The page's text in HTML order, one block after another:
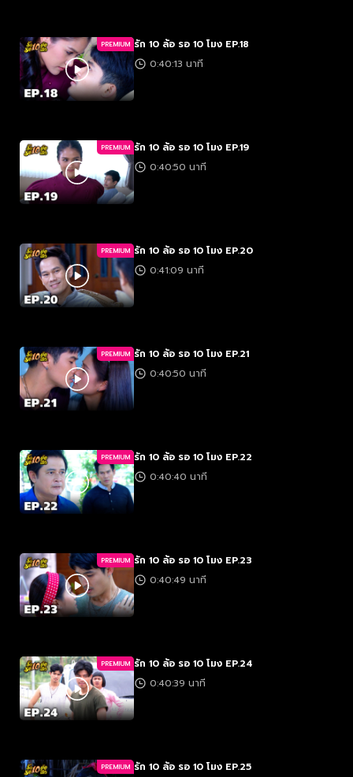
PREMIUM รัก 10 ล้อ รอ 10 โมง EP.18
0:40:13 นาที
PREMIUM รัก 10 ล้อ รอ 10 โมง EP.19
0:40:50 นาที
PREMIUM รัก 10 ล้อ รอ 10 โมง EP.20
0:41:09 นาที
PREMIUM รัก 10 ล้อ รอ 10 โมง EP.21
0:40:50 นาที
PREMIUM รัก 10 ล้อ รอ 10 โมง EP.22
0:40:40 นาที
PREMIUM รัก 10 ล้อ รอ 10 โมง EP.23
0:40:49 นาที
PREMIUM รัก 10 ล้อ รอ 10 โมง EP.24
0:40:39 นาที
PREMIUM รัก 10 ล้อ รอ 10 โมง EP.25